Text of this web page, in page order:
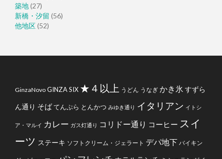
築地(27)
新橋・汐留 (56)
他地区(52)
GinzaNovo GINZA SIX ★４以上 うどん うなぎ かき氷 すずら
ん通り そばてんぷら とんかつ みゆき通り イタリアン イトシ
ア・マルイ カレー ガス灯通り コリドー通り コーヒー スイ
ーツ ステーキ ソフトクリーム・ジェラート デパ地下 バイキン